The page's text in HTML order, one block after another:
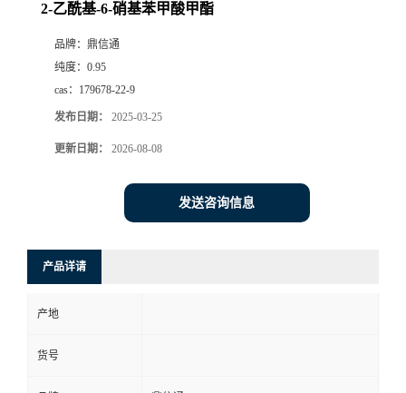
2-乙酰基-6-硝基苯甲酸甲酯
品牌： 鼎信通
纯度： 0.95
cas： 179678-22-9
发布日期： 2025-03-25
更新日期： 2026-08-08
发送咨询信息
产品详请
产地
货号